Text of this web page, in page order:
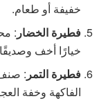
خفيفة أو طعام.
فطيرة الخضار :
خيارًا أخف وصديقًا
فطيرة التمر : صنف
الفاكهة وخفة